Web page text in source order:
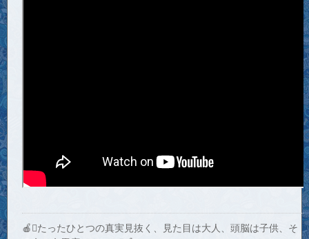
🍎たったひとつの真実見抜く、見た目は大人、頭脳は子供、そ